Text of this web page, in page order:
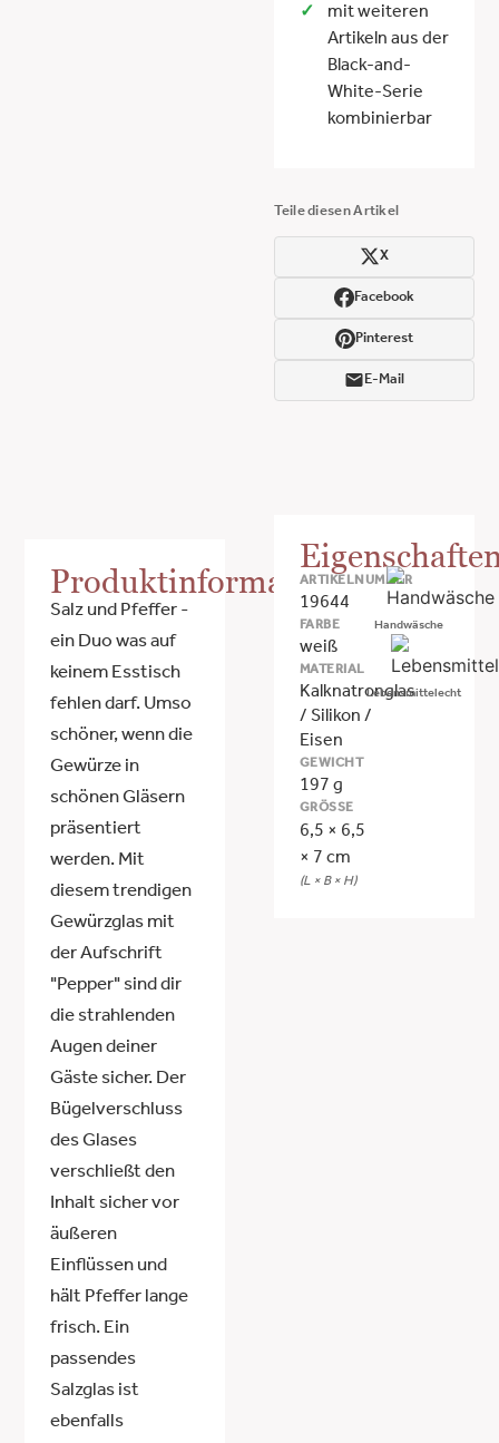
mit weiteren
Artikeln aus der
Black-and-
White-Serie
kombinierbar
Teile diesen Artikel
X
Facebook
Pinterest
E-Mail
Produktinformationen
Salz und Pfeffer -
ein Duo was auf
keinem Esstisch
fehlen darf. Umso
schöner, wenn die
Gewürze in
schönen Gläsern
präsentiert
werden. Mit
diesem trendigen
Gewürzglas mit
der Aufschrift
"Pepper" sind dir
die strahlenden
Augen deiner
Gäste sicher. Der
Bügelverschluss
des Glases
verschließt den
Inhalt sicher vor
äußeren
Einflüssen und
hält Pfeffer lange
frisch. Ein
passendes
Salzglas ist
ebenfalls
ARTIKELNUMMER
19644
FARBE
weiß
MATERIAL
Kalknatronglas
/ Silikon /
Eisen
GEWICHT
197 g
GRÖSSE
6,5 × 6,5
× 7 cm
(L × B × H)
Handwäsche
Lebensmittelecht